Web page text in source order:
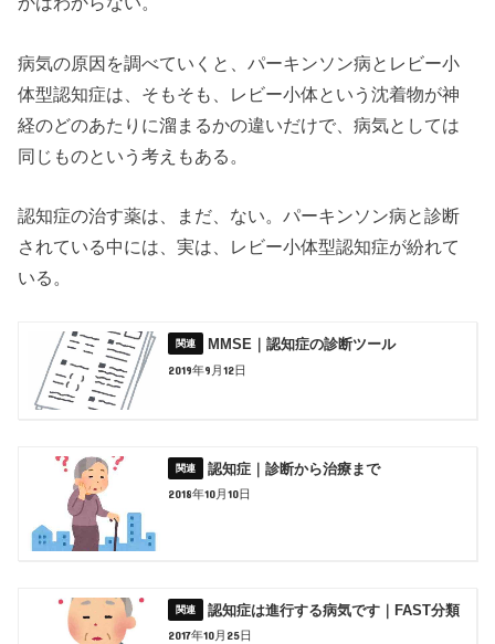
病気の原因を調べていくと、パーキンソン病とレビー小
体型認知症は、そもそも、レビー小体という沈着物が神
経のどのあたりに溜まるかの違いだけで、病気としては
同じものという考えもある。
認知症の治す薬は、まだ、ない。パーキンソン病と診断
されている中には、実は、レビー小体型認知症が紛れて
いる。
MMSE｜認知症の診断ツール
2019年9月12日
認知症｜診断から治療まで
2018年10月10日
認知症は進行する病気です｜FAST分類
2017年10月25日